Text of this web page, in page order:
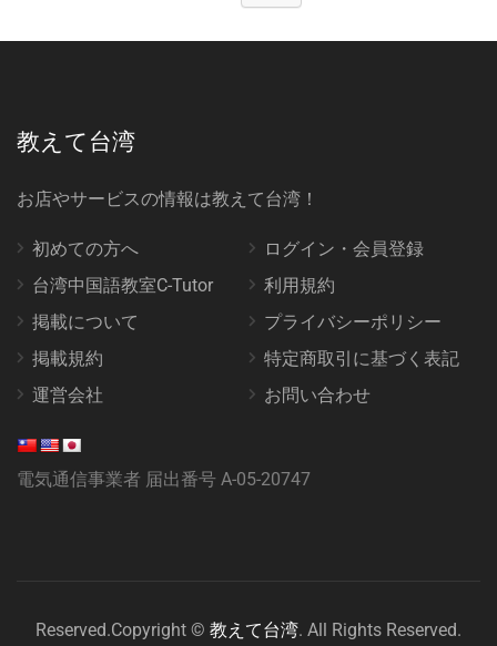
教えて台湾
お店やサービスの情報は教えて台湾！
初めての方へ
台湾中国語教室C-Tutor
掲載について
掲載規約
運営会社
ログイン・会員登録
利用規約
プライバシーポリシー
特定商取引に基づく表記
お問い合わせ
電気通信事業者 届出番号 A-05-20747
Reserved.Copyright © 教えて台湾. All Rights Reserved.